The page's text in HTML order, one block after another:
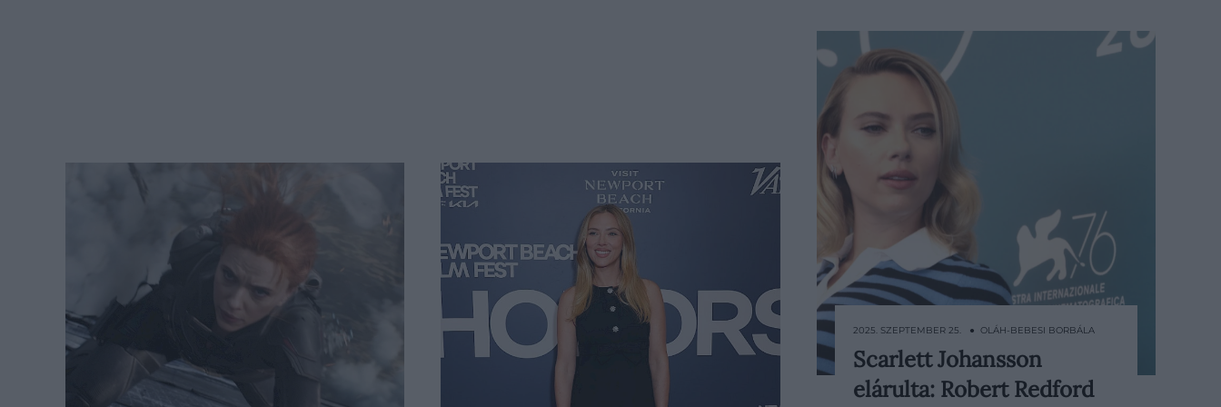
Scarlett Johansson első rendezése,
az Eleanor the Great ezen a héten
2025. SZEPTEMBER 25. ● OLÁH-BEBESI BORBÁLA
Scarlett Johansson
elárulta: Robert Redford